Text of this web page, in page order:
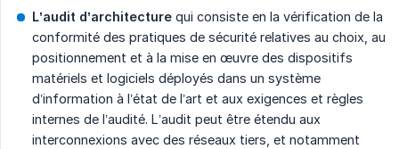
L’audit d’architecture qui consiste en la vérification de la
conformité des pratiques de sécurité relatives au choix, au
positionnement et à la mise en œuvre des dispositifs
matériels et logiciels déployés dans un système
d’information à l’état de l’art et aux exigences et règles
internes de l’audité. L’audit peut être étendu aux
interconnexions avec des réseaux tiers, et notamment